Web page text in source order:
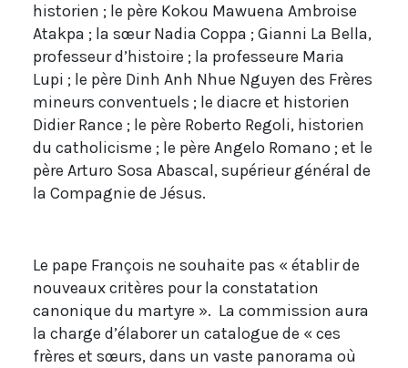
historien ; le père Kokou Mawuena Ambroise
Atakpa ; la sœur Nadia Coppa ; Gianni La Bella,
professeur d’histoire ; la professeure Maria
Lupi ; le père Dinh Anh Nhue Nguyen des Frères
mineurs conventuels ; le diacre et historien
Didier Rance ; le père Roberto Regoli, historien
du catholicisme ; le père Angelo Romano ; et le
père Arturo Sosa Abascal, supérieur général de
la Compagnie de Jésus.
Le pape François ne souhaite pas « établir de
nouveaux critères pour la constatation
canonique du martyre ». La commission aura
la charge d’élaborer un catalogue de « ces
frères et sœurs, dans un vaste panorama où